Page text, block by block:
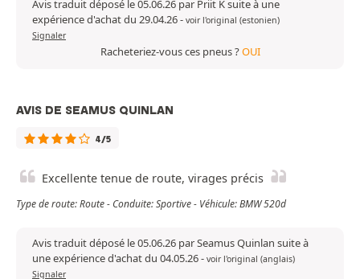
Avis traduit déposé le 05.06.26 par Priit K suite à une
expérience d'achat du 29.04.26- voir l'original (estonien)
Signaler
Racheteriez-vous ces pneus ?OUI
AVIS DE SEAMUS QUINLAN
4/5
Excellente tenue de route, virages précis
Type de route: Route - Conduite: Sportive - Véhicule: BMW 520d
Avis traduit déposé le 05.06.26 par Seamus Quinlan suite à
une expérience d'achat du 04.05.26- voir l'original (anglais)
Signaler